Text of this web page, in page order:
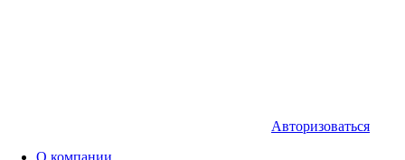
Авторизоваться
О компании